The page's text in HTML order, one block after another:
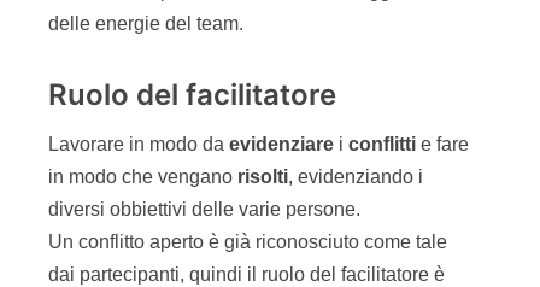
delle energie del team.
Ruolo del facilitatore
Lavorare in modo da evidenziare i conflitti e fare
in modo che vengano risolti, evidenziando i
diversi obbiettivi delle varie persone.
Un conflitto aperto è già riconosciuto come tale
dai partecipanti, quindi il ruolo del facilitatore è